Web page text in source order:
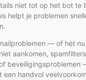
niet tot op het bot te
helpt je problemen
— of het
aankomen,
beveiligingsproblemen
een handvol